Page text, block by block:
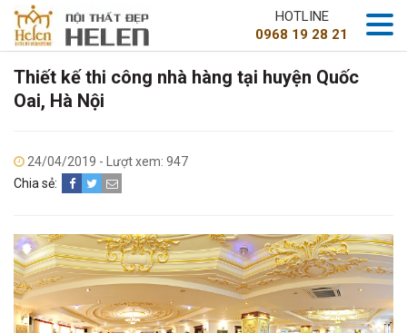
HOTLINE
0968 19 28 21
Thiết kế thi công nhà hàng tại huyện Quốc
Oai, Hà Nội
24/04/2019 - Lượt xem: 947
Chia sẻ: